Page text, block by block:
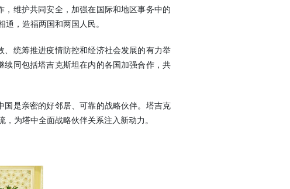
维护共同安全，加强在国际和地区事务中的
，造福两国和两国人民。
统筹推进疫情防控和经济社会发展的有力举
同包括塔吉克斯坦在内的各国加强合作，共
是亲密的好邻居、可靠的战略伙伴。塔吉克
为塔中全面战略伙伴关系注入新动力。